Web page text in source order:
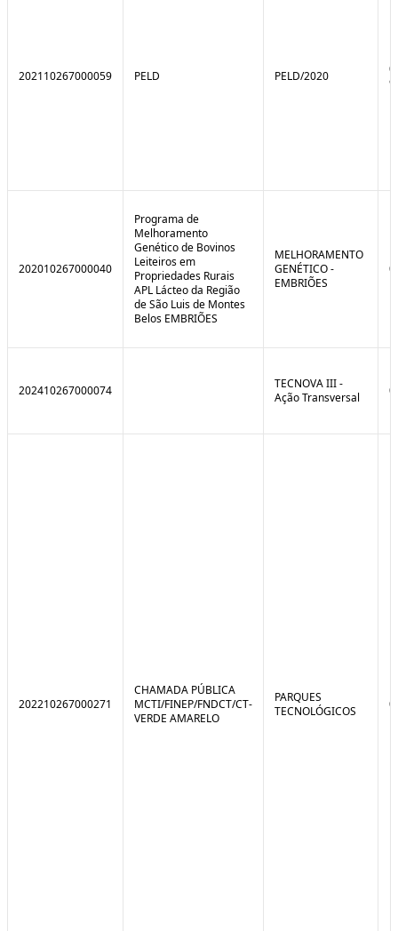
202110267000059 PELD PELD/2020
202010267000040
Programa de
Melhoramento
Genético de Bovinos
Leiteiros em
Propriedades Rurais
APL Lácteo da Região
de São Luis de Montes
Belos EMBRIÕES
MELHORAMENTO
GENÉTICO -
EMBRIÕES
202410267000074
TECNOVA III -
Ação Transversal
202210267000271
CHAMADA PÚBLICA
MCTI/FINEP/FNDCT/CT-
VERDE AMARELO
PARQUES
TECNOLÓGICOS